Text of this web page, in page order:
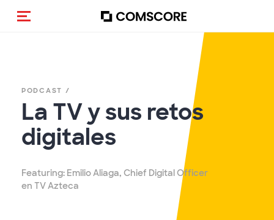
(Des)activar la navegación
PODCAST /
La TV y sus retos
digitales
Featuring: Emilio Aliaga, Chief Digital Officer
en TV Azteca